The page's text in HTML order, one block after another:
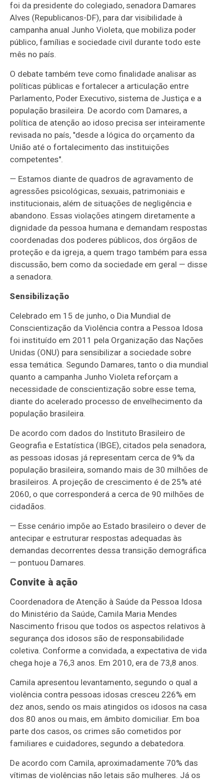
foi da presidente do colegiado, senadora Damares
Alves (Republicanos-DF), para dar visibilidade à
campanha anual Junho Violeta, que mobiliza poder
público, famílias e sociedade civil durante todo este
mês no país.
O debate também teve como finalidade analisar as
políticas públicas e fortalecer a articulação entre
Parlamento, Poder Executivo, sistema de Justiça e a
população brasileira. De acordo com Damares, a
política de atenção ao idoso precisa ser inteiramente
revisada no país, "desde a lógica do orçamento da
União até o fortalecimento das instituições
competentes".
— Estamos diante de quadros de agravamento de
agressões psicológicas, sexuais, patrimoniais e
institucionais, além de situações de negligência e
abandono. Essas violações atingem diretamente a
dignidade da pessoa humana e demandam respostas
coordenadas dos poderes públicos, dos órgãos de
proteção e da igreja, a quem trago também para essa
discussão, bem como da sociedade em geral — disse
a senadora.
Sensibilização
Celebrado em 15 de junho, o Dia Mundial de
Conscientização da Violência contra a Pessoa Idosa
foi instituído em 2011 pela Organização das Nações
Unidas (ONU) para sensibilizar a sociedade sobre
essa temática. Segundo Damares, tanto o dia mundial
quanto a campanha Junho Violeta reforçam a
necessidade de conscientização sobre esse tema,
diante do acelerado processo de envelhecimento da
população brasileira.
De acordo com dados do Instituto Brasileiro de
Geografia e Estatística (IBGE), citados pela senadora,
as pessoas idosas já representam cerca de 9% da
população brasileira, somando mais de 30 milhões de
brasileiros. A projeção de crescimento é de 25% até
2060, o que corresponderá a cerca de 90 milhões de
cidadãos.
— Esse cenário impõe ao Estado brasileiro o dever de
antecipar e estruturar respostas adequadas às
demandas decorrentes dessa transição demográfica
— pontuou Damares.
Convite à ação
Coordenadora de Atenção à Saúde da Pessoa Idosa
do Ministério da Saúde, Camila Maria Mendes
Nascimento frisou que todos os aspectos relativos à
segurança dos idosos são de responsabilidade
coletiva. Conforme a convidada, a expectativa de vida
chega hoje a 76,3 anos. Em 2010, era de 73,8 anos.
Camila apresentou levantamento, segundo o qual a
violência contra pessoas idosas cresceu 226% em
dez anos, sendo os mais atingidos os idosos na casa
dos 80 anos ou mais, em âmbito domiciliar. Em boa
parte dos casos, os crimes são cometidos por
familiares e cuidadores, segundo a debatedora.
De acordo com Camila, aproximadamente 70% das
vítimas de violências não letais são mulheres. Já os